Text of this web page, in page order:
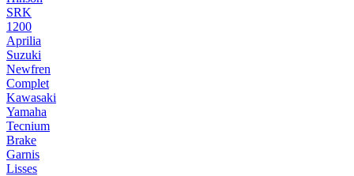
SRK
1200
Aprilia
Suzuki
Newfren
Complet
Kawasaki
Yamaha
Tecnium
Brake
Garnis
Lisses